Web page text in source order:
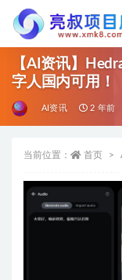
【AI资讯】
字人国内可用！
AI资讯 2 年前
当前位置： 首页